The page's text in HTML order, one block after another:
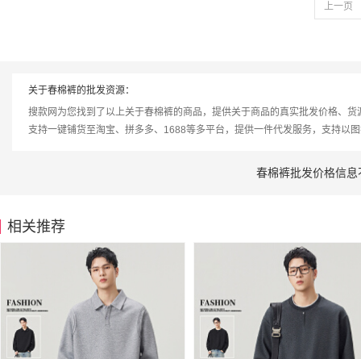
上一页
关于春棉裤的批发资源：
搜款网为您找到了以上关于春棉裤的商品，提供关于商品的真实批发价格、货
支持一键铺货至淘宝、拼多多、1688等多平台，提供一件代发服务，支持以
春棉裤批发价格信
相关推荐